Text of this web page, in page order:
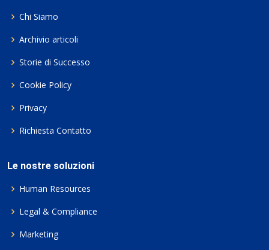
Chi Siamo
Archivio articoli
Storie di Successo
Cookie Policy
Privacy
Richiesta Contatto
Le nostre soluzioni
Human Resources
Legal & Compliance
Marketing